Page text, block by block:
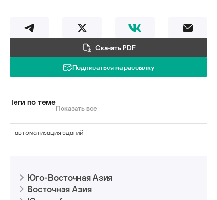
Скачать PDF
Подписаться на рассылку
Теги по теме
Показать все
автоматизация зданий
вредоносные программы
Юго-Восточная Азия
Восточная Азия